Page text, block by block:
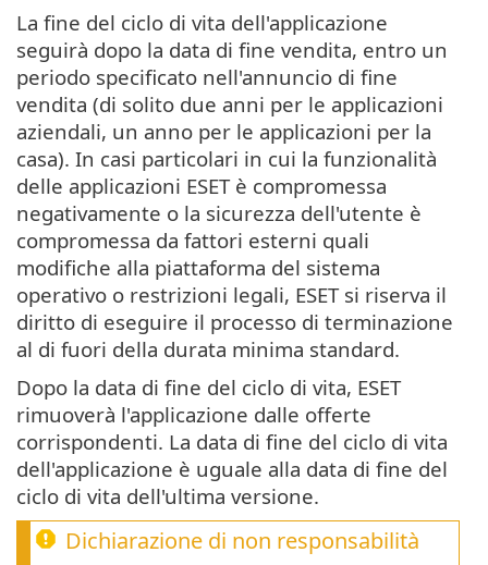
La fine del ciclo di vita dell'applicazione
seguirà dopo la data di fine vendita, entro un
periodo specificato nell'annuncio di fine
vendita (di solito due anni per le applicazioni
aziendali, un anno per le applicazioni per la
casa). In casi particolari in cui la funzionalità
delle applicazioni ESET è compromessa
negativamente o la sicurezza dell'utente è
compromessa da fattori esterni quali
modifiche alla piattaforma del sistema
operativo o restrizioni legali, ESET si riserva il
diritto di eseguire il processo di terminazione
al di fuori della durata minima standard.
Dopo la data di fine del ciclo di vita, ESET
rimuoverà l'applicazione dalle offerte
corrispondenti. La data di fine del ciclo di vita
dell'applicazione è uguale alla data di fine del
ciclo di vita dell'ultima versione.
Dichiarazione di non responsabilità